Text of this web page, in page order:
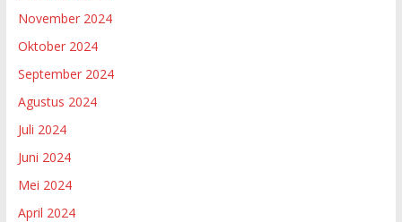
November 2024
Oktober 2024
September 2024
Agustus 2024
Juli 2024
Juni 2024
Mei 2024
April 2024